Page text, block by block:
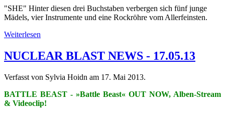
"SHE" Hinter diesen drei Buchstaben verbergen sich fünf junge
Mädels, vier Instrumente und eine Rockröhre vom Allerfeinsten.
Weiterlesen
NUCLEAR BLAST NEWS - 17.05.13
Verfasst von Sylvia Hoidn am 17. Mai 2013.
BATTLE BEAST - »Battle Beast« OUT NOW, Alben-Stream
& Videoclip!